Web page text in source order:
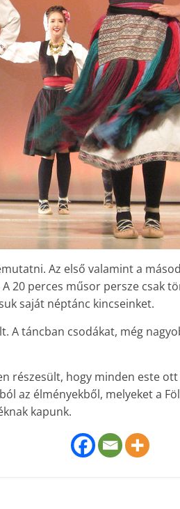
Az első valamint a
20 perces műsor persze csak
saját néptánc kincseinket.
A táncban csodákat, még
részesült, hogy minden este
az élményekből, melyeket a
kapunk.